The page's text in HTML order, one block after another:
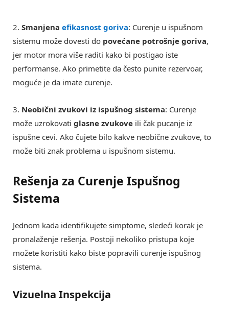
2. Smanjena efikasnost goriva: Curenje u ispušnom
sistemu može dovesti do povećane potrošnje goriva,
jer motor mora više raditi kako bi postigao iste
performanse. Ako primetite da često punite rezervoar,
moguće je da imate curenje.
3. Neobični zvukovi iz ispušnog sistema: Curenje
može uzrokovati glasne zvukove ili čak pucanje iz
ispušne cevi. Ako čujete bilo kakve neobične zvukove, to
može biti znak problema u ispušnom sistemu.
Rešenja za Curenje Ispušnog
Sistema
Jednom kada identifikujete simptome, sledeći korak je
pronalaženje rešenja. Postoji nekoliko pristupa koje
možete koristiti kako biste popravili curenje ispušnog
sistema.
Vizuelna Inspekcija